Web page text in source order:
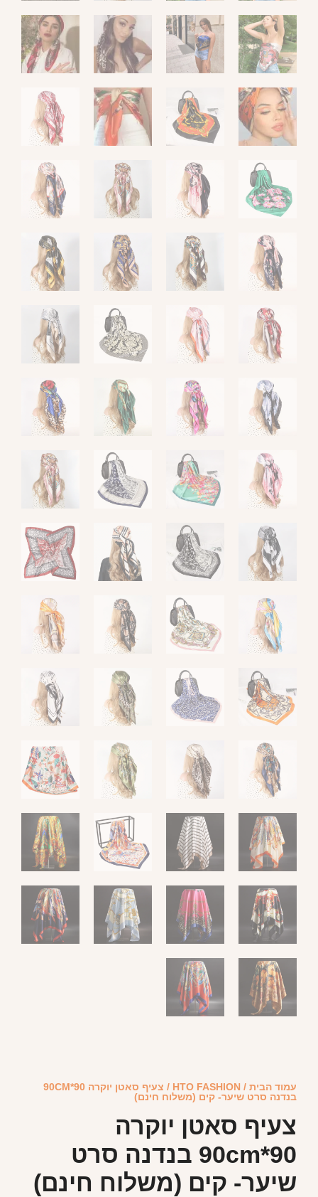
עמוד הבית /
HTO FASHION
/ צעיף סאטן יוקרה 90*90CM
בנדנה סרט שיער- קים (משלוח חינם)
צעיף סאטן יוקרה
90*90cm בנדנה סרט
שיער- קים (משלוח חינם)